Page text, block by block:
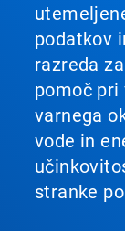
podatkov
razreda
pomoč pri
varnega
vode in
stranke